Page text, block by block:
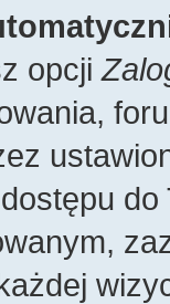
opcji